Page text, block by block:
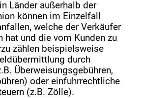
Länder außerhalb der
können im Einzelfall
welche der Verkäufer
hat und die vom Kunden zu
zählen beispielsweise
durch
Überweisungsgebühren,
oder einfuhrrechtliche
(z.B. Zölle).